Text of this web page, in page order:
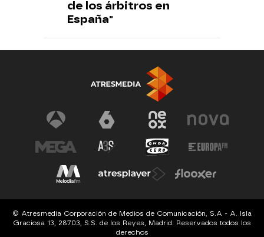
de los árbitros en
España"
© Atresmedia Corporación de Medios de Comunicación, S.A - A. Isla
Graciosa 13, 28703, S.S. de los Reyes, Madrid. Reservados todos los
derechos